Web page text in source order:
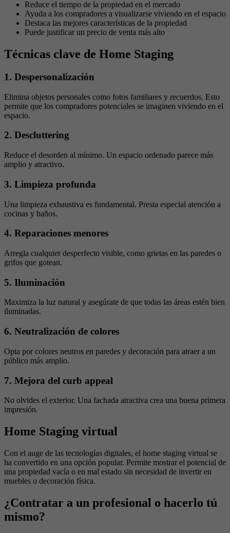
Reduce el tiempo de la propiedad en el mercado
Ayuda a los compradores a visualizarse viviendo en el espacio
Destaca las mejores características de la propiedad
Puede justificar un precio de venta más alto
Técnicas clave de Home Staging
1. Despersonalización
Elimina objetos personales como fotos familiares y recuerdos. Esto
permite que los compradores potenciales se imaginen viviendo en el
espacio.
2. Descluttering
Reduce el desorden al mínimo. Un espacio ordenado parece más
amplio y atractivo.
3. Limpieza profunda
Una limpieza exhaustiva es fundamental. Presta especial atención a
cocinas y baños.
4. Reparaciones menores
Arregla cualquier desperfecto visible, como grietas en las paredes o
grifos que gotean.
5. Iluminación
Maximiza la luz natural y asegúrate de que todas las áreas estén bien
iluminadas.
6. Neutralización de colores
Opta por colores neutros en paredes y decoración para atraer a un
público más amplio.
7. Mejora del curb appeal
No olvides el exterior. Una fachada atractiva crea una buena primera
impresión.
Home Staging virtual
Con el auge de las tecnologías digitales, el home staging virtual se
ha convertido en una opción popular. Permite mostrar el potencial de
una propiedad vacía o en mal estado sin necesidad de invertir en
muebles o decoración física.
¿Contratar a un profesional o hacerlo tú
mismo?